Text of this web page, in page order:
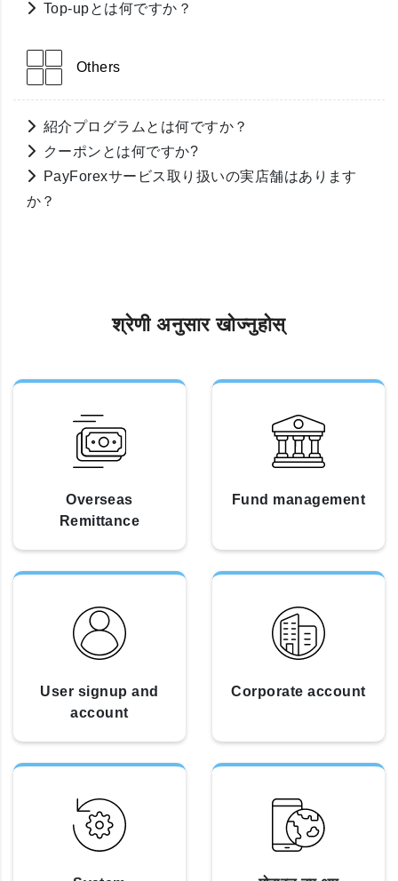
Top-upとは何ですか？
Others
紹介プログラムとは何ですか？
クーポンとは何ですか?
PayForexサービス取り扱いの実店舗はあります
か？
श्रेणी अनुसार खोज्नुहोस्
Overseas
Remittance
Fund management
User signup and
account
Corporate account